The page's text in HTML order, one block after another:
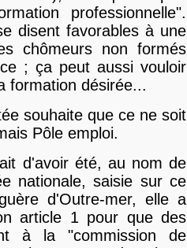
professionnelle".
disent favorables à une
chômeurs non formés
; ça peut aussi vouloir
formation désirée...
souhaite que ce ne soit
Pôle emploi.
d'avoir été, au nom de
nationale, saisie sur ce
d'Outre-mer, elle a
article 1 pour que des
à la "commission de